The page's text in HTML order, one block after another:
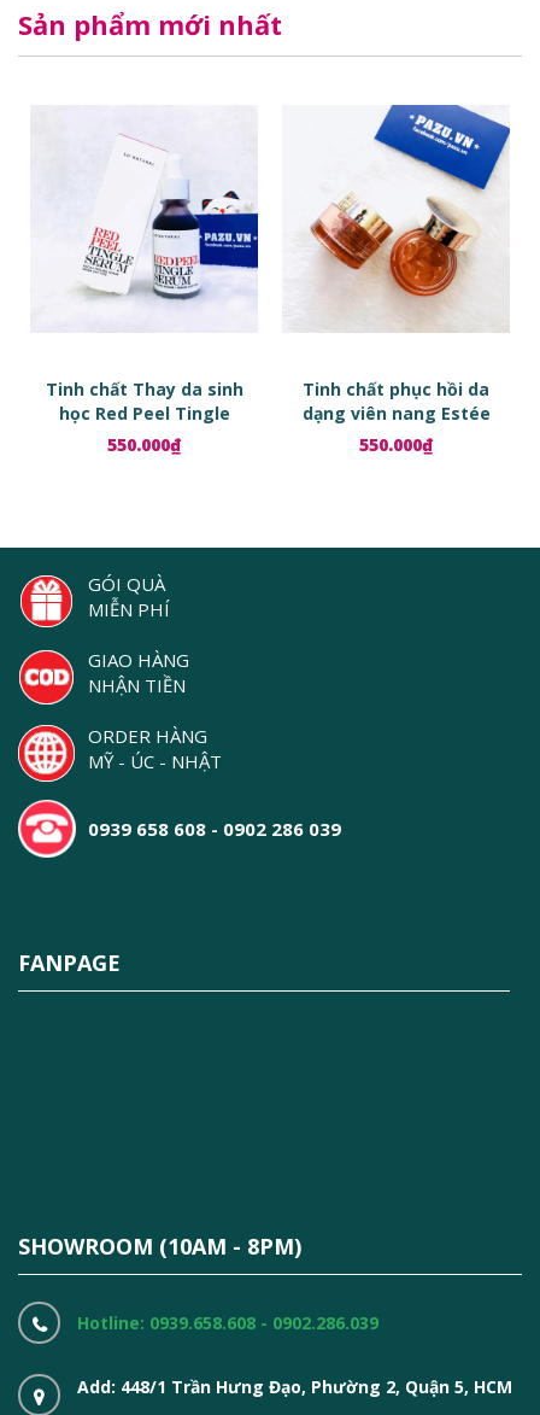
Sản phẩm mới nhất
Tinh chất Thay da sinh
học Red Peel Tingle
Serum
550.000₫
Tinh chất phục hồi da
dạng viên nang Estée
Lauder Advanced Night
Repair Ampoules
550.000₫
GÓI QUÀ
MIỄN PHÍ
GIAO HÀNG
NHẬN TIỀN
ORDER HÀNG
MỸ - ÚC - NHẬT
0939 658 608 - 0902 286 039
FANPAGE
SHOWROOM (10AM - 8PM)
Hotline: 0939.658.608 - 0902.286.039
Add: 448/1 Trần Hưng Đạo, Phường 2, Quận 5, HCM